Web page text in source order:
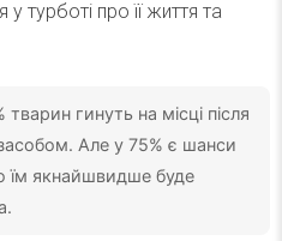
турботі про її життя та
гинуть на місці після
Але у 75% є шанси
їм якнайшвидше буде